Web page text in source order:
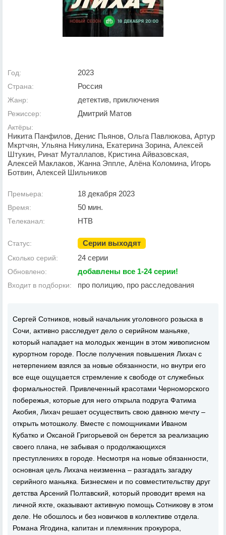
Год: 2023
Страна: Россия
Жанр: детектив, приключения
Режиссер: Дмитрий Матов
Актёры:
Никита Панфилов, Денис Пьянов, Ольга Павлюкова, Артур
Мкртчян, Ульяна Никулина, Екатерина Зорина, Алексей
Штукин, Ринат Муталлапов, Кристина Айвазовская,
Алексей Маклаков, Жанна Эппле, Алёна Коломина, Игорь
Ботвин, Алексей Шильников
Премьера: 18 декабря 2023
Время: 50 мин.
Телеканал: НТВ
Статус: Серии выходят
Сколько серий: 24 серии
Обновлено: добавлены все 1-24 серии!
Входит в подборки: про полицию, про расследования
Сергей Сотников, новый начальник уголовного розыска в
Сочи, активно расследует дело о серийном маньяке,
который нападает на молодых женщин в этом живописном
курортном городе. После получения повышения Лихач с
нетерпением взялся за новые обязанности, но внутри его
все еще ощущается стремление к свободе от служебных
формальностей. Привлеченный красотами Черноморского
побережья, которые для него открыла подруга Фатима
Акобия, Лихач решает осуществить свою давнюю мечту –
открыть мотошколу. Вместе с помощниками Иваном
Кубатко и Оксаной Григорьевой он берется за реализацию
своего плана, не забывая о продолжающихся
преступлениях в городе. Несмотря на новые обязанности,
основная цель Лихача неизменна – разгадать загадку
серийного маньяка. Бизнесмен и по совместительству друг
детства Арсений Полтавский, который проводит время на
личной яхте, оказывают активную помощь Сотникову в этом
деле. Не обошлось и без новичков в коллективе отдела.
Романа Ягодина, капитан и племянник прокурора,